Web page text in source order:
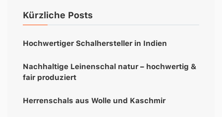
Kürzliche Posts
Hochwertiger Schalhersteller in Indien
Nachhaltige Leinenschal natur – hochwertig &
fair produziert
Herrenschals aus Wolle und Kaschmir